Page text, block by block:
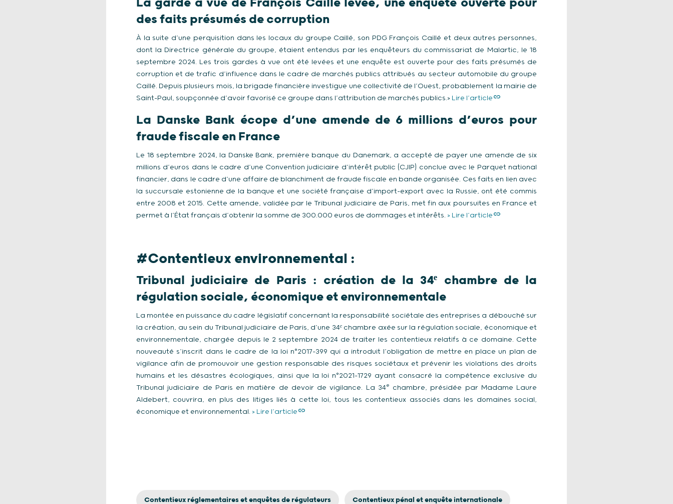
La garde à vue de François Caillé levée, une enquête ouverte pour
des faits présumés de corruption
À la suite d’une perquisition dans les locaux du groupe Caillé, son PDG François Caillé et deux autres personnes,
dont la Directrice générale du groupe, étaient entendus par les enquêteurs du commissariat de Malartic, le 18
septembre 2024. Les trois gardes à vue ont été levées et une enquête est ouverte pour des faits présumés de
corruption et de trafic d’influence dans le cadre de marchés publics attribués au secteur automobile du groupe
Caillé. Depuis plusieurs mois, la brigade financière investigue une collectivité de l’Ouest, probablement la mairie de
Saint-Paul, soupçonnée d’avoir favorisé ce groupe dans l’attribution de marchés publics.> Lire l’article
La Danske Bank écope d’une amende de 6 millions d’euros pour
fraude fiscale en France
Le 18 septembre 2024, la Danske Bank, première banque du Danemark, a accepté de payer une amende de six
millions d’euros dans le cadre d’une Convention judiciaire d’intérêt public (CJIP) conclue avec le Parquet national
financier, dans le cadre d’une affaire de blanchiment de fraude fiscale en bande organisée. Ces faits en lien avec
la succursale estonienne de la banque et une société française d’import-export avec la Russie, ont été commis
entre 2008 et 2015. Cette amende, validée par le Tribunal judiciaire de Paris, met fin aux poursuites en France et
permet à l’État français d’obtenir la somme de 300.000 euros de dommages et intérêts. > Lire l’article
#Contentieux environnemental :
Tribunal judiciaire de Paris : création de la 34ᵉ chambre de la
régulation sociale, économique et environnementale
La montée en puissance du cadre législatif concernant la responsabilité sociétale des entreprises a débouché sur
la création, au sein du Tribunal judiciaire de Paris, d’une 34ᵉ chambre axée sur la régulation sociale, économique et
environnementale, chargée depuis le 2 septembre 2024 de traiter les contentieux relatifs à ce domaine. Cette
nouveauté s’inscrit dans le cadre de la loi n°2017-399 qui a introduit l’obligation de mettre en place un plan de
vigilance afin de promouvoir une gestion responsable des risques sociétaux et prévenir les violations des droits
humains et les désastres écologiques, ainsi que la loi n°2021-1729 ayant consacré la compétence exclusive du
Tribunal judiciaire de Paris en matière de devoir de vigilance. La 34e
chambre, présidée par Madame Laure
Aldebert, couvrira, en plus des litiges liés à cette loi, tous les contentieux associés dans les domaines social,
économique et environnemental. > Lire l’article
Contentieux réglementaires et enquêtes de régulateurs Contentieux pénal et enquête internationale